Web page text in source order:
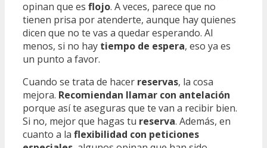
opinan que es flojo. A veces, parece que no
tienen prisa por atenderte, aunque hay quienes
dicen que no te vas a quedar esperando. Al
menos, si no hay tiempo de espera, eso ya es
un punto a favor.
Cuando se trata de hacer reservas, la cosa
mejora. Recomiendan llamar con antelación
porque así te aseguras que te van a recibir bien.
Si no, mejor que hagas tu reserva. Además, en
cuanto a la flexibilidad con peticiones